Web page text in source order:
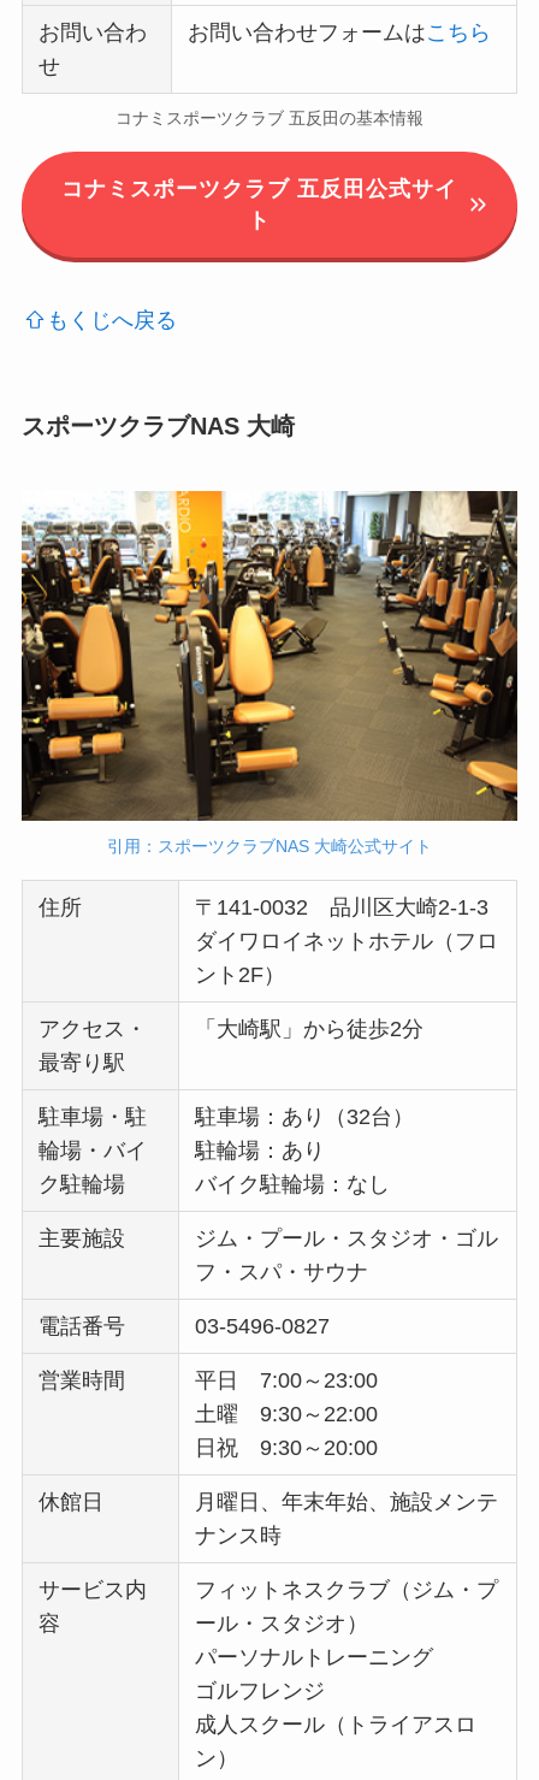
お問い合わ
せ
お問い合わせフォームはこちら
コナミスポーツクラブ 五反田の基本情報
コナミスポーツクラブ 五反田公式サイ
ト
もくじへ戻る
スポーツクラブNAS 大崎
引用：スポーツクラブNAS 大崎公式サイト
住所
〒141-0032 品川区大崎2-1-3
ダイワロイネットホテル（フロ
ント2F）
アクセス・
最寄り駅
「大崎駅」から徒歩2分
駐車場・駐
輪場・バイ
ク駐輪場
駐車場：あり（32台）
駐輪場：あり
バイク駐輪場：なし
主要施設
ジム・プール・スタジオ・ゴル
フ・スパ・サウナ
電話番号 03-5496-0827
営業時間
平日 7:00～23:00
土曜 9:30～22:00
日祝 9:30～20:00
休館日
月曜日、年末年始、施設メンテ
ナンス時
サービス内
容
フィットネスクラブ（ジム・プ
ール・スタジオ）
パーソナルトレーニング
ゴルフレンジ
成人スクール（トライアスロ
ン）